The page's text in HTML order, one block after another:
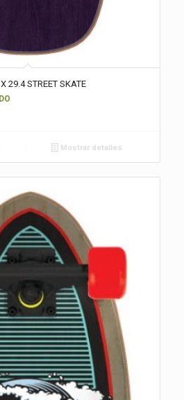
29.4 STREET SKATE
Mostrar detalles